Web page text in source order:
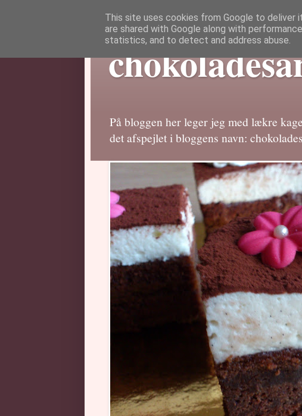
På bloggen her leger jeg med lækre
det afspejlet i bloggens navn:
This site uses cookies from Google to deliver
are shared with Google along with
statistics, and to detect and address abuse.